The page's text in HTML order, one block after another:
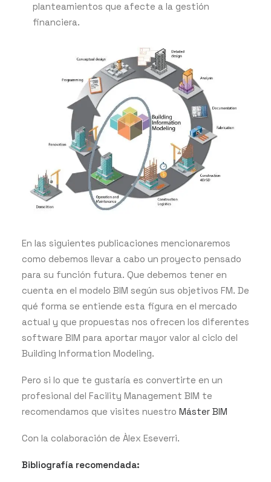
planteamientos que afecte a la gestión
financiera.
En las siguientes publicaciones mencionaremos
como debemos llevar a cabo un proyecto pensado
para su función futura. Que debemos tener en
cuenta en el modelo BIM según sus objetivos FM. De
qué forma se entiende esta figura en el mercado
actual y que propuestas nos ofrecen los diferentes
software BIM para aportar mayor valor al ciclo del
Building Information Modeling.
Pero si lo que te gustaría es convertirte en un
profesional del Facility Management BIM te
recomendamos que visites nuestro Máster BIM
Con la colaboración de Àlex Eseverri.
Bibliografía recomendada: